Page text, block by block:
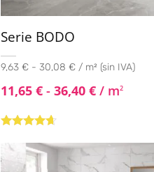
Serie BODO
9,63 € - 30,08 € / m² (sin IVA)
11,65€ - 36,40€ / m2
con
4.50de
5